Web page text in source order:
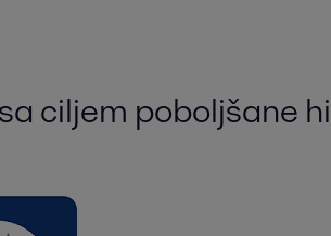
ciljem poboljšane